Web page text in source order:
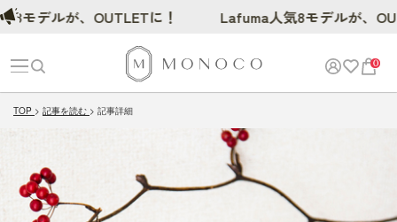
0
TOP 記事を読む 記事詳細
が、OUTLETに！ Lafuma人気8モデルが、OUTLET